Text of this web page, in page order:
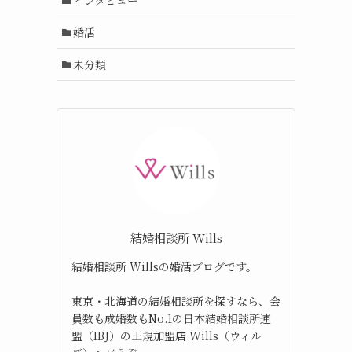
婚活
未分類
結婚相談所 Wills
結婚相談所 Willsの婚活ブログです。
東京・北海道の結婚相談所を探すなら、会
員数も成婚数もNo.1の日本結婚相談所連
盟（IBJ）の正規加盟店 Wills（ウィル